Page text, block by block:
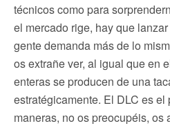
técnicos como para
el mercado rige, hay que
gente demanda más de lo
os extrañe ver, al igual que en
enteras se producen de una
estratégicamente. El DLC es
maneras, no os preocupéis, os